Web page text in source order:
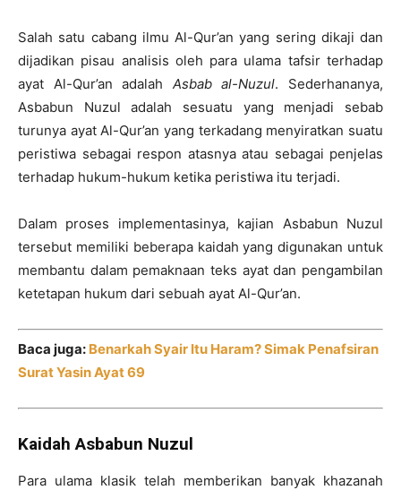
Salah satu cabang ilmu Al-Qur’an yang sering dikaji dan
dijadikan pisau analisis oleh para ulama tafsir terhadap
ayat Al-Qur’an adalah Asbab al-Nuzul. Sederhananya,
Asbabun Nuzul adalah sesuatu yang menjadi sebab
turunya ayat Al-Qur’an yang terkadang menyiratkan suatu
peristiwa sebagai respon atasnya atau sebagai penjelas
terhadap hukum-hukum ketika peristiwa itu terjadi.
Dalam proses implementasinya, kajian Asbabun Nuzul
tersebut memiliki beberapa kaidah yang digunakan untuk
membantu dalam pemaknaan teks ayat dan pengambilan
ketetapan hukum dari sebuah ayat Al-Qur’an.
Baca juga: Benarkah Syair Itu Haram? Simak Penafsiran
Surat Yasin Ayat 69
Kaidah Asbabun Nuzul
Para ulama klasik telah memberikan banyak khazanah